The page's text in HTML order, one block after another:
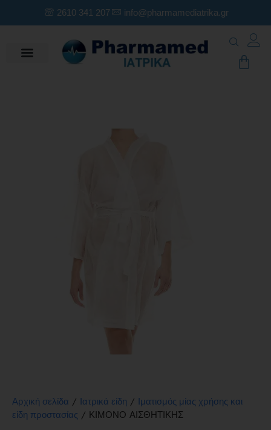
2610 341 207 info@pharmamediatrika.gr
Αρχική σελίδα / Ιατρικά είδη / Ιματισμός μίας χρήσης και
είδη προστασίας / ΚΙΜΟΝΟ ΑΙΣΘΗΤΙΚΗΣ